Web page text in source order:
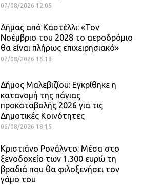
07/08/2026 12:05
Δήμας από Καστέλλι: «Τον
Νοέμβριο του 2028 το αεροδρόμιο
θα είναι πλήρως επιχειρησιακό»
07/08/2026 15:18
Δήμος Μαλεβιζίου: Εγκρίθηκε η
κατανομή της πάγιας
προκαταβολής 2026 για τις
Δημοτικές Κοινότητες
06/08/2026 18:15
Κριστιάνο Ρονάλντο: Μέσα στο
ξενοδοχείο των 1.300 ευρώ τη
βραδιά που θα φιλοξενήσει τον
γάμο του